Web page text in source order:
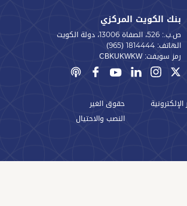
بنك الكويت المركزي
ص.ب.: 526، الصفاة 13006، دولة الكويت
الهاتف: (965) 1814444
رمز سويفت:CBKUKWKW
حقوق الغير
النصب والاحتيال